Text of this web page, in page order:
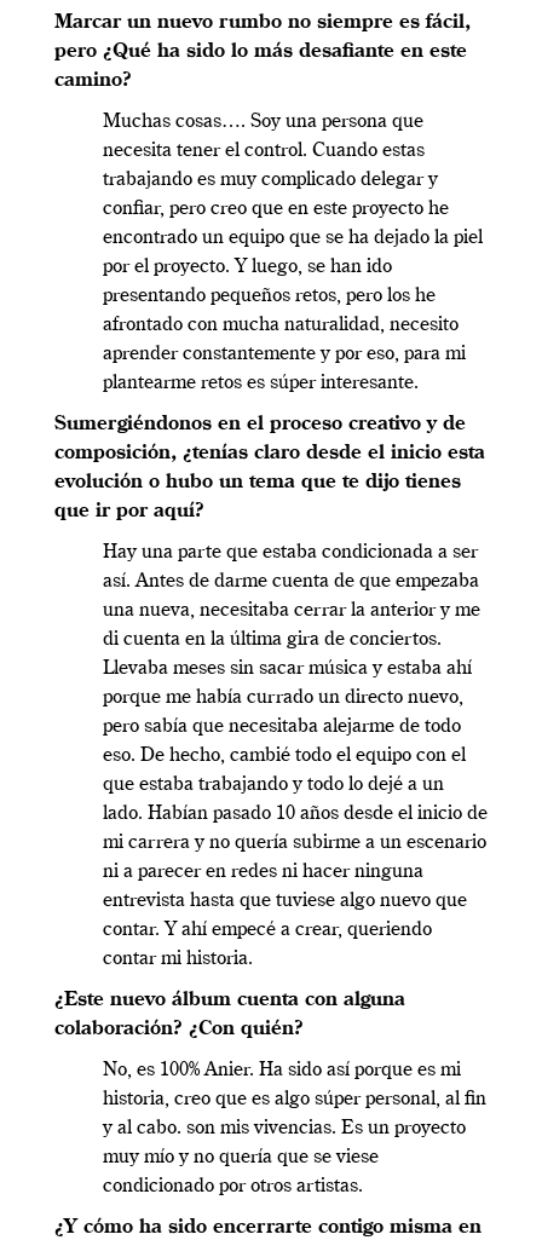
Marcar un nuevo rumbo no siempre es fácil,
pero ¿Qué ha sido lo más desafiante en este
camino?
Muchas cosas…. Soy una persona que
necesita tener el control. Cuando estas
trabajando es muy complicado delegar y
confiar, pero creo que en este proyecto he
encontrado un equipo que se ha dejado la piel
por el proyecto. Y luego, se han ido
presentando pequeños retos, pero los he
afrontado con mucha naturalidad, necesito
aprender constantemente y por eso, para mi
plantearme retos es súper interesante.
Sumergiéndonos en el proceso creativo y de
composición, ¿tenías claro desde el inicio esta
evolución o hubo un tema que te dijo tienes
que ir por aquí?
Hay una parte que estaba condicionada a ser
así. Antes de darme cuenta de que empezaba
una nueva, necesitaba cerrar la anterior y me
di cuenta en la última gira de conciertos.
Llevaba meses sin sacar música y estaba ahí
porque me había currado un directo nuevo,
pero sabía que necesitaba alejarme de todo
eso. De hecho, cambié todo el equipo con el
que estaba trabajando y todo lo dejé a un
lado. Habían pasado 10 años desde el inicio de
mi carrera y no quería subirme a un escenario
ni a parecer en redes ni hacer ninguna
entrevista hasta que tuviese algo nuevo que
contar. Y ahí empecé a crear, queriendo
contar mi historia.
¿Este nuevo álbum cuenta con alguna
colaboración? ¿Con quién?
No, es 100% Anier. Ha sido así porque es mi
historia, creo que es algo súper personal, al fin
y al cabo. son mis vivencias. Es un proyecto
muy mío y no quería que se viese
condicionado por otros artistas.
¿Y cómo ha sido encerrarte contigo misma en